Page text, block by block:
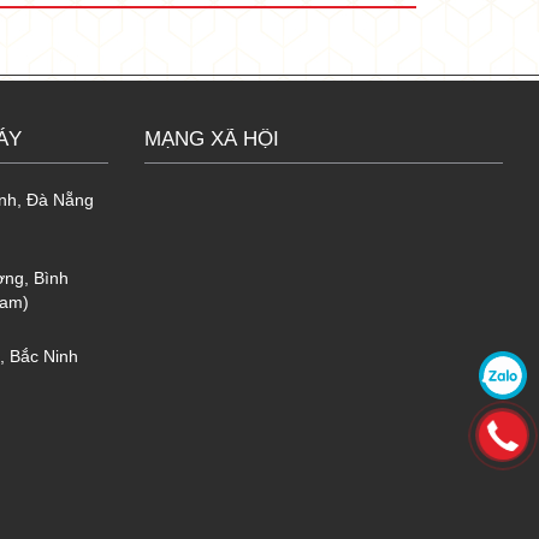
xạ vào trong không gian lắp đặt.
+ giấy bạc)
Đà Nẵng
Bình
Bắc Ninh
MẠNG XÃ HỘI